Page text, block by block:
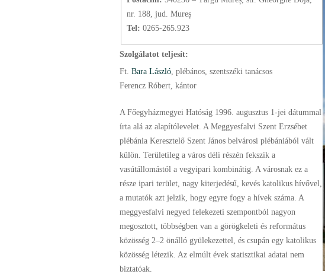
nr. 188, jud. Mureș
Tel: 0265-265.923
Szolgálatot teljesít:
Ft. Bara László , plébános , szentszéki tanácsos
Ferencz Róbert, kántor
A Főegyházmegyei Hatóság 1996. augusztus 1-jei dátummal
írta alá az alapítólevelet. A Meggyesfalvi Szent Erzsébet
plébánia Keresztelő Szent János belvárosi plébániából vált
külön. Területileg a város déli részén fekszik a
vasútállomástól a vegyipari kombinátig. A városnak ez a
része ipari terület, nagy kiterjedésű, kevés katolikus hívővel,
a mutatók azt jelzik, hogy egyre fogy a hívek száma. A
meggyesfalvi negyed felekezeti szempontból nagyon
megosztott, többségben van a görögkeleti és református
közösség 2–2 önálló gyülekezettel, és csupán egy katolikus
közösség létezik. Az elmúlt évek statisztikai adatai nem
biztatóak.